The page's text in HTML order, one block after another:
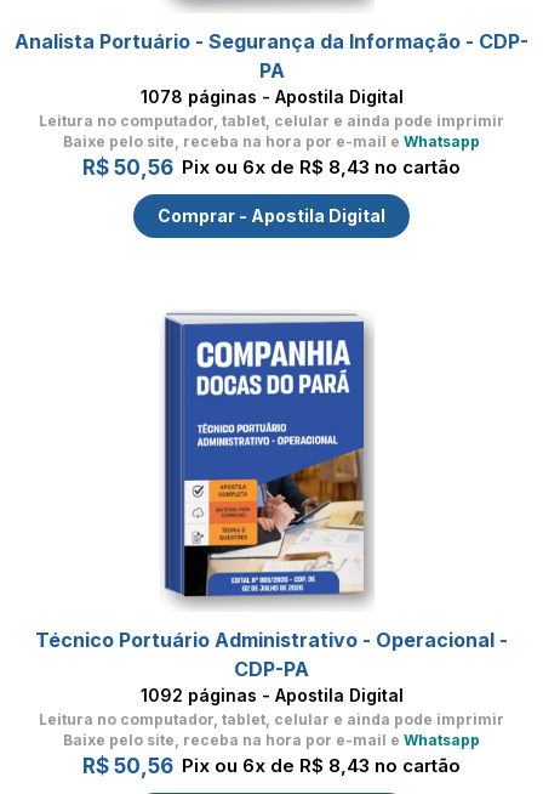
Analista Portuário - Segurança da Informação - CDP-
PA
1078 páginas - Apostila Digital
Leitura no computador, tablet, celular e ainda pode imprimir
Baixe pelo site, receba na hora por e-mail e Whatsapp
R$ 50,56 Pix ou 6x de R$ 8,43 no cartão
Comprar - Apostila Digital
Técnico Portuário Administrativo - Operacional -
CDP-PA
1092 páginas - Apostila Digital
Leitura no computador, tablet, celular e ainda pode imprimir
Baixe pelo site, receba na hora por e-mail e Whatsapp
R$ 50,56 Pix ou 6x de R$ 8,43 no cartão